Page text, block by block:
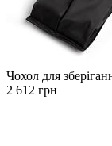
Чохол для
2 612 грн